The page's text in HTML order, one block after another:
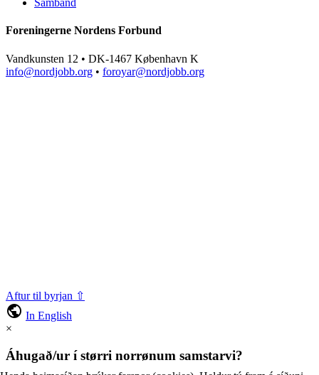
Samband
Foreningerne Nordens Forbund
Vandkunsten 12 • DK-1467 København K
info@nordjobb.org • foroyar@nordjobb.org
Aftur til byrjan ⇧
public In English
×
Áhugað/ur í størri norrønum samstarvi?